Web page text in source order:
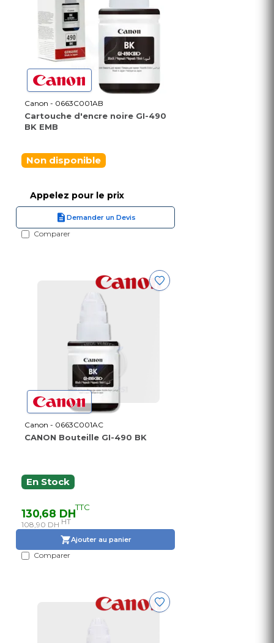
Canon - 0663C001AB
Cartouche d'encre noire GI-490
BK EMB
Non disponible
Appelez pour le prix
Demander un Devis
Comparer
Canon - 0663C001AC
CANON Bouteille GI-490 BK
En Stock
130,68 DHTTC
108,90 DH HT
Ajouter au panier
Comparer